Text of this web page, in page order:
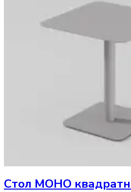
Стол МОНО